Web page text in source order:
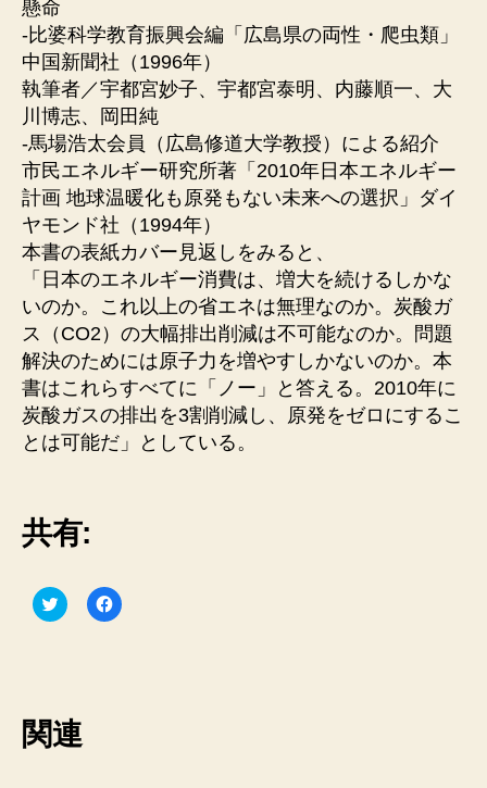
懸命
-比婆科学教育振興会編「広島県の両性・爬虫類」
中国新聞社（1996年）
執筆者／宇都宮妙子、宇都宮泰明、内藤順一、大
川博志、岡田純
-馬場浩太会員（広島修道大学教授）による紹介
市民エネルギー研究所著「2010年日本エネルギー
計画 地球温暖化も原発もない未来への選択」ダイ
ヤモンド社（1994年）
本書の表紙カバー見返しをみると、
「日本のエネルギー消費は、増大を続けるしかな
いのか。これ以上の省エネは無理なのか。炭酸ガ
ス（CO2）の大幅排出削減は不可能なのか。問題
解決のためには原子力を増やすしかないのか。本
書はこれらすべてに「ノー」と答える。2010年に
炭酸ガスの排出を3割削減し、原発をゼロにするこ
とは可能だ」としている。
共有:
ク
リ
t
t
F
a
関連